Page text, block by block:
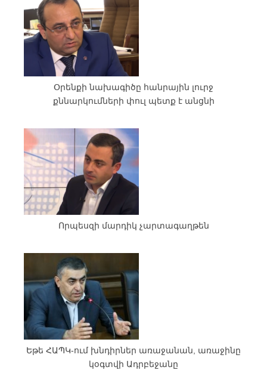
Օրենքի նախագիծը հանրային լուրջ
քննարկումների փուլ պետք է անցնի
Որպեսզի մարդիկ չարտագաղթեն
Եթե ՀԱՊԿ-ում խնդիրներ առաջանան, առաջինը
կօգտվի Ադրբեջանը